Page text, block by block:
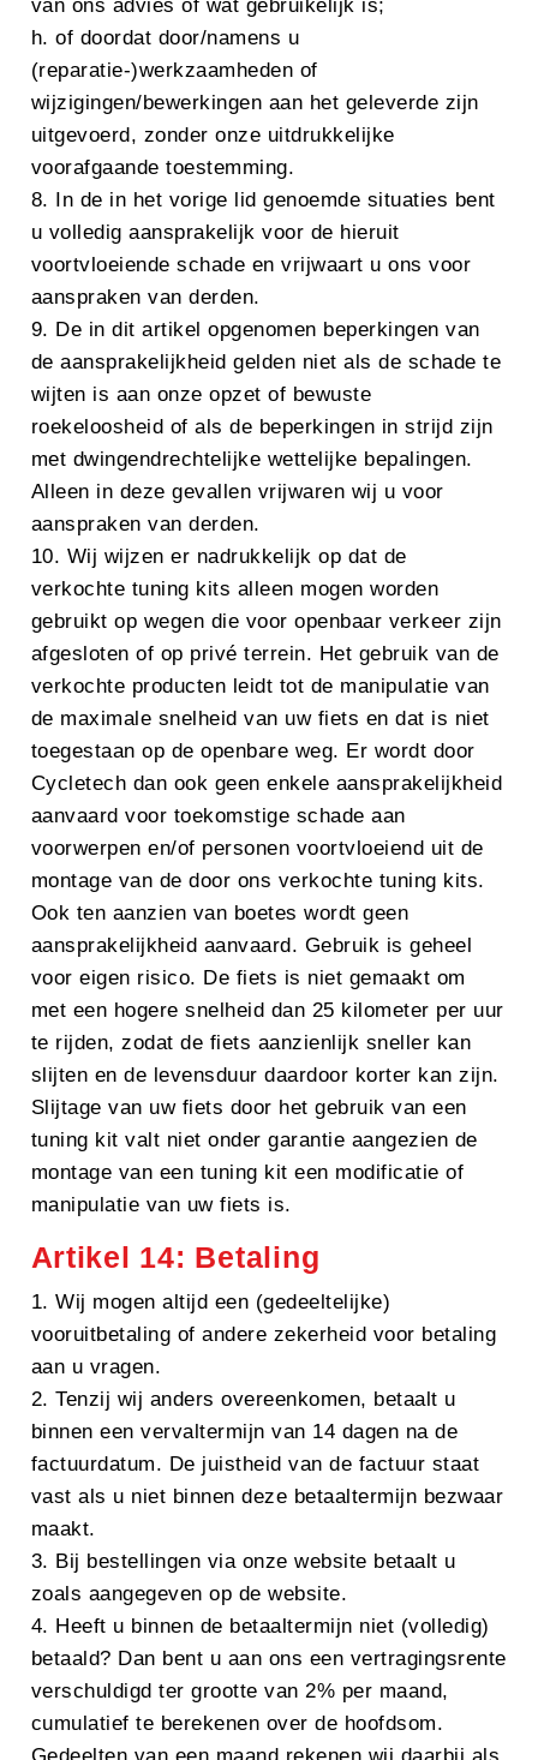
van ons advies of wat gebruikelijk is;
h. of doordat door/namens u
(reparatie-)werkzaamheden of
wijzigingen/bewerkingen aan het geleverde zijn
uitgevoerd, zonder onze uitdrukkelijke
voorafgaande toestemming.
8. In de in het vorige lid genoemde situaties bent
u volledig aansprakelijk voor de hieruit
voortvloeiende schade en vrijwaart u ons voor
aanspraken van derden.
9. De in dit artikel opgenomen beperkingen van
de aansprakelijkheid gelden niet als de schade te
wijten is aan onze opzet of bewuste
roekeloosheid of als de beperkingen in strijd zijn
met dwingendrechtelijke wettelijke bepalingen.
Alleen in deze gevallen vrijwaren wij u voor
aanspraken van derden.
10. Wij wijzen er nadrukkelijk op dat de
verkochte tuning kits alleen mogen worden
gebruikt op wegen die voor openbaar verkeer zijn
afgesloten of op privé terrein. Het gebruik van de
verkochte producten leidt tot de manipulatie van
de maximale snelheid van uw fiets en dat is niet
toegestaan op de openbare weg. Er wordt door
Cycletech dan ook geen enkele aansprakelijkheid
aanvaard voor toekomstige schade aan
voorwerpen en/of personen voortvloeiend uit de
montage van de door ons verkochte tuning kits.
Ook ten aanzien van boetes wordt geen
aansprakelijkheid aanvaard. Gebruik is geheel
voor eigen risico. De fiets is niet gemaakt om
met een hogere snelheid dan 25 kilometer per uur
te rijden, zodat de fiets aanzienlijk sneller kan
slijten en de levensduur daardoor korter kan zijn.
Slijtage van uw fiets door het gebruik van een
tuning kit valt niet onder garantie aangezien de
montage van een tuning kit een modificatie of
manipulatie van uw fiets is.
Artikel 14: Betaling
1. Wij mogen altijd een (gedeeltelijke)
vooruitbetaling of andere zekerheid voor betaling
aan u vragen.
2. Tenzij wij anders overeenkomen, betaalt u
binnen een vervaltermijn van 14 dagen na de
factuurdatum. De juistheid van de factuur staat
vast als u niet binnen deze betaaltermijn bezwaar
maakt.
3. Bij bestellingen via onze website betaalt u
zoals aangegeven op de website.
4. Heeft u binnen de betaaltermijn niet (volledig)
betaald? Dan bent u aan ons een vertragingsrente
verschuldigd ter grootte van 2% per maand,
cumulatief te berekenen over de hoofdsom.
Gedeelten van een maand rekenen wij daarbij als